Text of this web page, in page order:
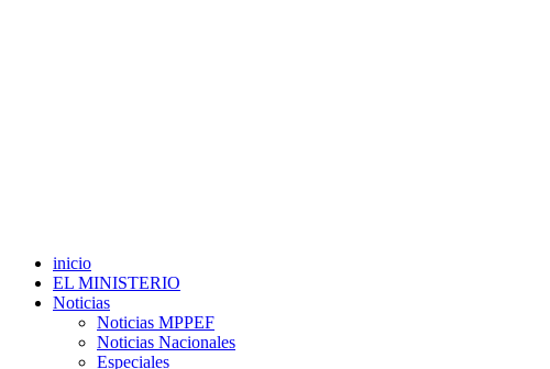
inicio
EL MINISTERIO
Noticias
Noticias MPPEF
Noticias Nacionales
Especiales